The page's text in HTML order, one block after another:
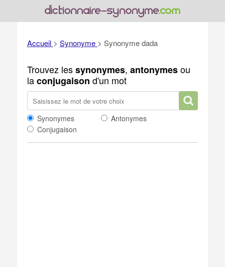
Accueil > Synonyme > Synonyme dada
Trouvez lessynonymes, antonymesou
laconjugaison d'un mot
Synonymes
Antonymes
Conjugaison